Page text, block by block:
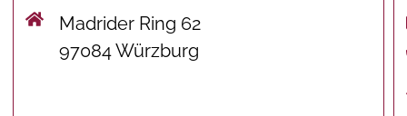
Madrider Ring 62
97084 Würzburg